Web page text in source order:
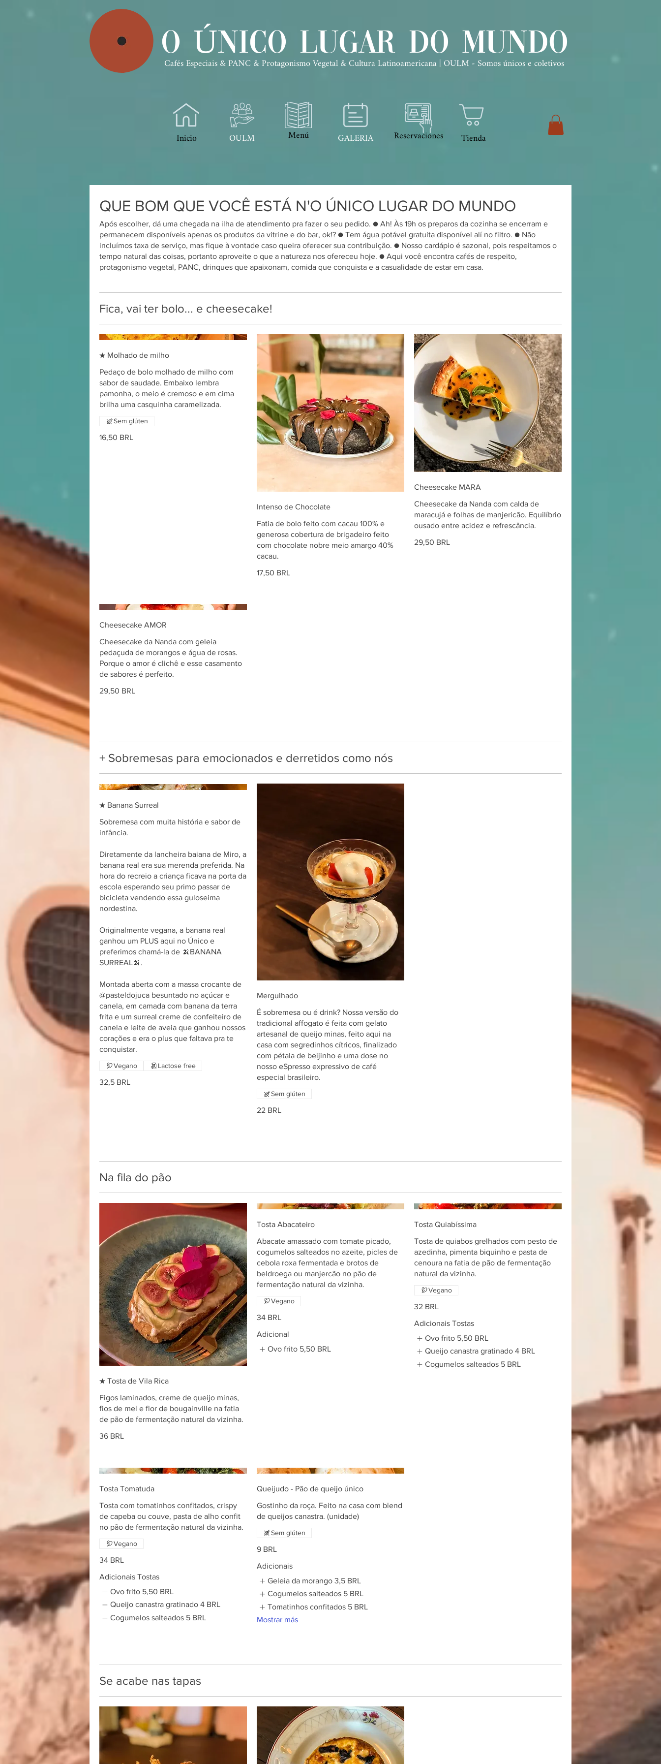
O Único Lugar do Mundo
Cafés Especiais & PANC & Protagonismo Vegetal & Cultura Latinoamericana | OULM - Somos únicos e coletivos
Inicio OULM Menú GALERIA Reservaciones Tienda
QUE BOM QUE VOCÊ ESTÁ N'O ÚNICO LUGAR DO MUNDO
Após escolher, dá uma chegada na ilha de atendimento pra fazer o seu pedido. ● Ah! Às 19h os preparos da cozinha se encerram e
permanecem disponíveis apenas os produtos da vitrine e do bar, ok!? ● Tem água potável gratuita disponível alí no filtro. ● Não
incluímos taxa de serviço, mas fique à vontade caso queira oferecer sua contribuição. ● Nosso cardápio é sazonal, pois respeitamos o
tempo natural das coisas, portanto aproveite o que a natureza nos ofereceu hoje. ● Aqui você encontra cafés de respeito,
protagonismo vegetal, PANC, drinques que apaixonam, comida que conquista e a casualidade de estar em casa.
Fica, vai ter bolo... e cheesecake!
★ Molhado de milho
Pedaço de bolo molhado de milho com
sabor de saudade. Embaixo lembra
pamonha, o meio é cremoso e em cima
brilha uma casquinha caramelizada.
16,50 BRL
Sem glúten
Intenso de Chocolate
Fatia de bolo feito com cacau 100% e
generosa cobertura de brigadeiro feito
com chocolate nobre meio amargo 40%
cacau.
17,50 BRL
Cheesecake MARA
Cheesecake da Nanda com calda de
maracujá e folhas de manjericão. Equilíbrio
ousado entre acidez e refrescância.
29,50 BRL
Cheesecake AMOR
Cheesecake da Nanda com geleia
pedaçuda de morangos e água de rosas.
Porque o amor é clichê e esse casamento
de sabores é perfeito.
29,50 BRL
+ Sobremesas para emocionados e derretidos como nós
★ Banana Surreal
Sobremesa com muita história e sabor de
infância.
Diretamente da lancheira baiana de Miro, a
banana real era sua merenda preferida. Na
hora do recreio a criança ficava na porta da
escola esperando seu primo passar de
bicicleta vendendo essa guloseima
nordestina.
Originalmente vegana, a banana real
ganhou um PLUS aqui no Único e
preferimos chamá-la de 🍌BANANA
SURREAL🍌.
Montada aberta com a massa crocante de
@pasteldojuca besuntado no açúcar e
canela, em camada com banana da terra
frita e um surreal creme de confeiteiro de
canela e leite de aveia que ganhou nossos
corações e era o plus que faltava pra te
conquistar.
32,5 BRL
Vegano Lactose free
Mergulhado
É sobremesa ou é drink? Nossa versão do
tradicional affogato é feita com gelato
artesanal de queijo minas, feito aqui na
casa com segredinhos cítricos, finalizado
com pétala de beijinho e uma dose no
nosso eSpresso expressivo de café
especial brasileiro.
22 BRL
Sem glúten
Na fila do pão
★ Tosta de Vila Rica
Figos laminados, creme de queijo minas,
fios de mel e flor de bougainville na fatia
de pão de fermentação natural da vizinha.
36 BRL
Tosta Abacateiro
Abacate amassado com tomate picado,
cogumelos salteados no azeite, picles de
cebola roxa fermentada e brotos de
beldroega ou manjercão no pão de
fermentação natural da vizinha.
34 BRL
Vegano
Adicional
Ovo frito 5,50 BRL
Tosta Quiabíssima
Tosta de quiabos grelhados com pesto de
azedinha, pimenta biquinho e pasta de
cenoura na fatia de pão de fermentação
natural da vizinha.
32 BRL
Vegano
Adicionais Tostas
Ovo frito 5,50 BRL
Queijo canastra gratinado 4 BRL
Cogumelos salteados 5 BRL
Tosta Tomatuda
Tosta com tomatinhos confitados, crispy
de capeba ou couve, pasta de alho confit
no pão de fermentação natural da vizinha.
34 BRL
Vegano
Adicionais Tostas
Ovo frito 5,50 BRL
Queijo canastra gratinado 4 BRL
Cogumelos salteados 5 BRL
Queijudo - Pão de queijo único
Gostinho da roça. Feito na casa com blend
9 BRL
Sem glúten
Adicionais
Geleia da morango 3,5 BRL
Cogumelos salteados 5 BRL
Tomatinhos confitados 5 BRL
Mostrar más
Se acabe nas tapas